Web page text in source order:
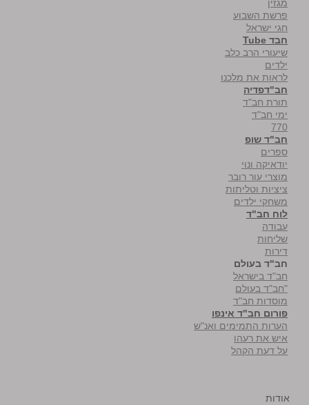
מגזין
פרשת השבוע
חגי ישראל
חבד Tube
שיעורי הרב כלב
ילדים
לראות את מלכנו
חב"דפדיה
תורת חב"ד
ימי חב"ד
770
חב"ד שופ
ספרים
יודאיקה ונוי
מוצרי עור רובר
ציציות וטליתות
משחקי ילדים
לוח חב"ד
עבודה
שליחות
דירות
חב"ד בעולם
חב"ד בישראל
"חב"ד בעולם
מוסדות חב"ד
פורום חב"ד אינפו
הערות התמימים ואנ"ש
איש את רעהו
על דעת הקהל
אודות